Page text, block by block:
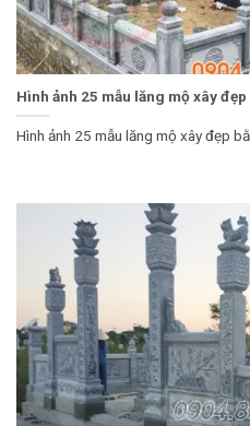
Hình ảnh 25 mẫu lăng mộ xây
Hình ảnh 25 mẫu lăng mộ xây đẹp